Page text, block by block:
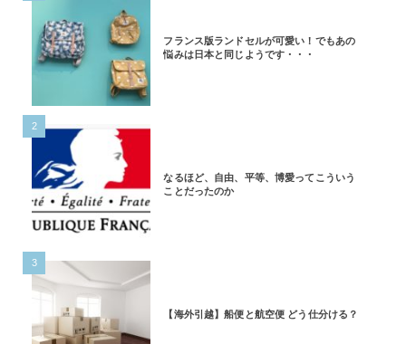
フランス版ランドセルが可愛い！でもあの
悩みは日本と同じようです・・・
なるほど、自由、平等、博愛ってこういう
ことだったのか
2
【海外引越】船便と航空便 どう仕分ける？
3